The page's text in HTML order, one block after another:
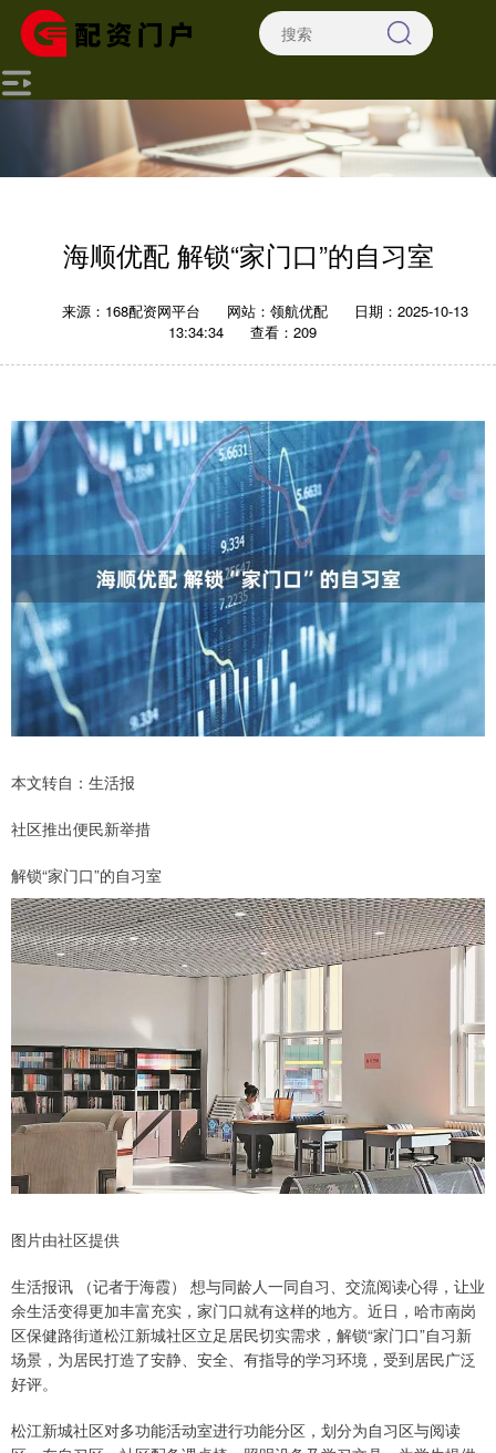
海顺优配 解锁“家门口”的自习室
来源：168配资网平台 网站：领航优配
日期：2025-10-13
13:34:34
查看：209
本文转自：生活报
社区推出便民新举措
解锁“家门口”的自习室
图片由社区提供
生活报讯 （记者于海霞） 想与同龄人一同自习、交流阅读心得，让业
余生活变得更加丰富充实，家门口就有这样的地方。近日，哈市南岗
区保健路街道松江新城社区立足居民切实需求，解锁“家门口”自习新
场景，为居民打造了安静、安全、有指导的学习环境，受到居民广泛
好评。
松江新城社区对多功能活动室进行功能分区，划分为自习区与阅读